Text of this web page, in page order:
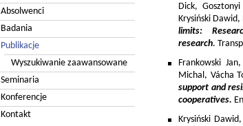
Absolwenci
Badania
Publikacje
Wyszukiwanie zaawansowane
Seminaria
Konferencje
Kontakt
Dick,
Krysiński
limits:
research.
Frankowski
Michal, Vácha
support and
cooperatives.
Krysiński